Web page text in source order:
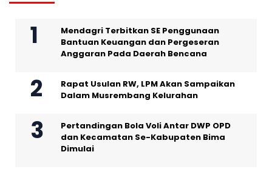
Mendagri Terbitkan SE Penggunaan
Bantuan Keuangan dan Pergeseran
Anggaran Pada Daerah Bencana
Rapat Usulan RW, LPM Akan Sampaikan
Dalam Musrembang Kelurahan
Pertandingan Bola Voli Antar DWP OPD
dan Kecamatan Se-Kabupaten Bima
Dimulai